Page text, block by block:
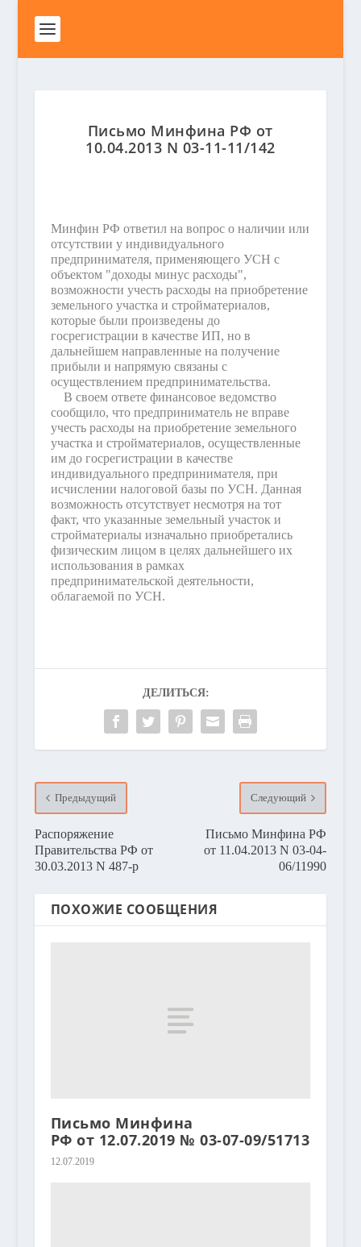
Письмо Минфина РФ от
10.04.2013 N 03-11-11/142
Минфин РФ ответил на вопрос о наличии или
отсутствии у индивидуального
предпринимателя, применяющего УСН с
объектом "доходы минус расходы",
возможности учесть расходы на приобретение
земельного участка и стройматериалов,
которые были произведены до
госрегистрации в качестве ИП, но в
дальнейшем направленные на получение
прибыли и напрямую связаны с
осуществлением предпринимательства.
В своем ответе финансовое ведомство
сообщило, что предприниматель не вправе
учесть расходы на приобретение земельного
участка и стройматериалов, осуществленные
им до госрегистрации в качестве
индивидуального предпринимателя, при
исчислении налоговой базы по УСН. Данная
возможность отсутствует несмотря на тот
факт, что указанные земельный участок и
стройматериалы изначально приобретались
физическим лицом в целях дальнейшего их
использования в рамках
предпринимательской деятельности,
облагаемой по УСН.
ДЕЛИТЬСЯ:
Предыдущий
Распоряжение
Правительства РФ от
30.03.2013 N 487-р
Следующий
Письмо Минфина РФ
от 11.04.2013 N 03-04-
06/11990
ПОХОЖИЕ СООБЩЕНИЯ
Письмо Минфина
РФ от 12.07.2019 № 03-07-09/51713
12.07.2019